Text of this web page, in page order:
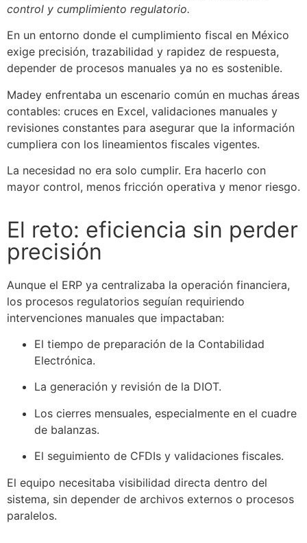
control y cumplimiento regulatorio.
En un entorno donde el cumplimiento fiscal en México
exige precisión, trazabilidad y rapidez de respuesta,
depender de procesos manuales ya no es sostenible.
Madey enfrentaba un escenario común en muchas áreas
contables: cruces en Excel, validaciones manuales y
revisiones constantes para asegurar que la información
cumpliera con los lineamientos fiscales vigentes.
La necesidad no era solo cumplir. Era hacerlo con
mayor control, menos fricción operativa y menor riesgo.
El reto: eficiencia sin perder
precisión
Aunque el ERP ya centralizaba la operación financiera,
los procesos regulatorios seguían requiriendo
intervenciones manuales que impactaban:
El tiempo de preparación de la Contabilidad
Electrónica.
La generación y revisión de la DIOT.
Los cierres mensuales, especialmente en el cuadre
de balanzas.
El seguimiento de CFDIs y validaciones fiscales.
El equipo necesitaba visibilidad directa dentro del
sistema, sin depender de archivos externos o procesos
paralelos.